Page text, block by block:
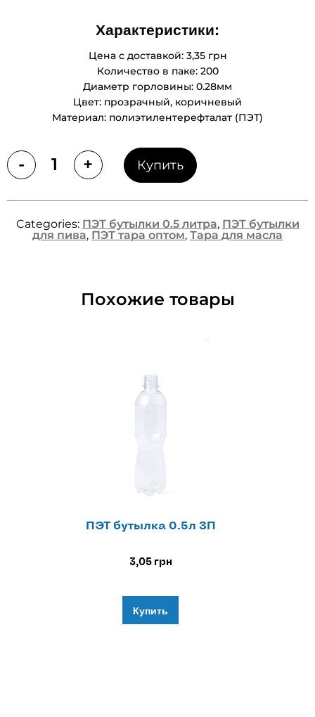
Характеристики:
Цена с доставкой: 3,35грн
Количество в паке: 200
Диаметр горловины: 0.28мм
Цвет: прозрачный, коричневый
Материал: полиэтилентерефталат (ПЭТ)
Quantity
- + Купить
Categories: ПЭТ бутылки 0.5 литра, ПЭТ бутылки
для пива, ПЭТ тара оптом, Тара для масла
Похожие товары
ПЭТ бутылка 0.5л ЗП
3,05 грн
Купить